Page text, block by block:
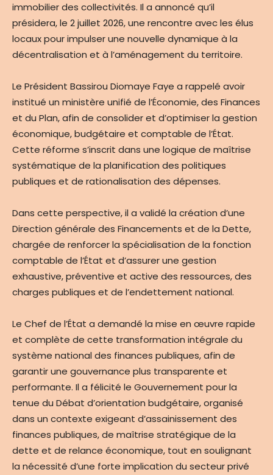
immobilier des collectivités. Il a annoncé qu’il
présidera, le 2 juillet 2026, une rencontre avec les élus
locaux pour impulser une nouvelle dynamique à la
décentralisation et à l’aménagement du territoire.
Le Président Bassirou Diomaye Faye a rappelé avoir
institué un ministère unifié de l’Économie, des Finances
et du Plan, afin de consolider et d’optimiser la gestion
économique, budgétaire et comptable de l’État.
Cette réforme s’inscrit dans une logique de maîtrise
systématique de la planification des politiques
publiques et de rationalisation des dépenses.
Dans cette perspective, il a validé la création d’une
Direction générale des Financements et de la Dette,
chargée de renforcer la spécialisation de la fonction
comptable de l’État et d’assurer une gestion
exhaustive, préventive et active des ressources, des
charges publiques et de l’endettement national.
Le Chef de l’État a demandé la mise en œuvre rapide
et complète de cette transformation intégrale du
système national des finances publiques, afin de
garantir une gouvernance plus transparente et
performante. Il a félicité le Gouvernement pour la
tenue du Débat d’orientation budgétaire, organisé
dans un contexte exigeant d’assainissement des
finances publiques, de maîtrise stratégique de la
dette et de relance économique, tout en soulignant
la nécessité d’une forte implication du secteur privé